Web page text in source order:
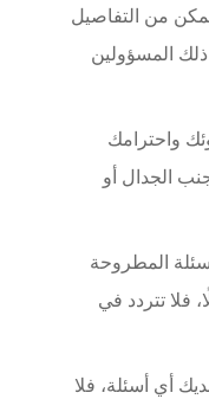
من التفاصيل
المسؤولين
واحترامك
الجدال أو
المطروحة
فلا تتردد في
أي أسئلة، فلا